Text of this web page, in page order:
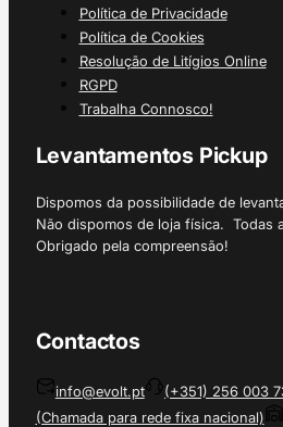
Política de Privacidade
Política de Cookies
Resolução de Litígios Online
RGPD
Trabalha Connosco!
Levantamentos Pickup
Dispomos da possibilidade de
Não dispomos de loja física. Todas
Obrigado pela compreensão!
Contactos
info@evolt.pt
(+351) 256 003
(Chamada para rede fixa nacional)